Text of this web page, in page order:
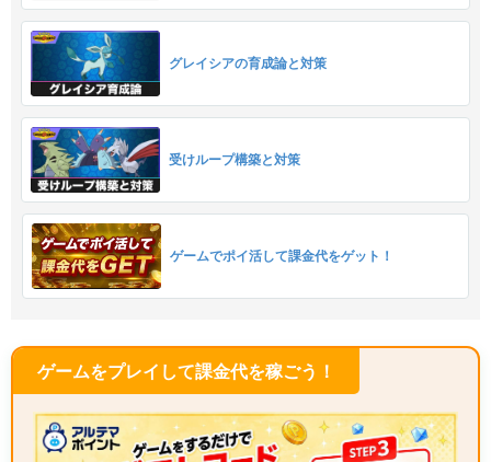
グレイシアの育成論と対策
受けループ構築と対策
ゲームでポイ活して課金代をゲット！
ゲームをプレイして課金代を稼ごう！